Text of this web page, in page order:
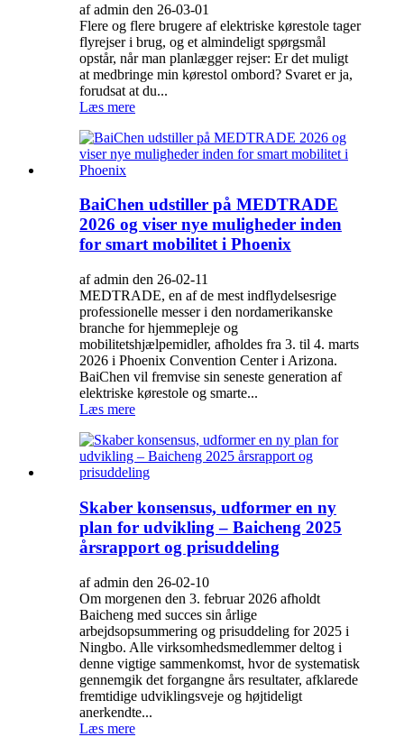
af admin den 26-03-01
Flere og flere brugere af elektriske kørestole tager
flyrejser i brug, og et almindeligt spørgsmål
opstår, når man planlægger rejser: Er det muligt
at medbringe min kørestol ombord? Svaret er ja,
forudsat at du...
Læs mere
BaiChen udstiller på MEDTRADE
2026 og viser nye muligheder inden
for smart mobilitet i Phoenix
af admin den 26-02-11
MEDTRADE, en af ​​de mest indflydelsesrige
professionelle messer i den nordamerikanske
branche for hjemmepleje og
mobilitetshjælpemidler, afholdes fra 3. til 4. marts
2026 i Phoenix Convention Center i Arizona.
BaiChen vil fremvise sin seneste generation af
elektriske kørestole og smarte...
Læs mere
Skaber konsensus, udformer en ny
plan for udvikling – Baicheng 2025
årsrapport og prisuddeling
af admin den 26-02-10
Om morgenen den 3. februar 2026 afholdt
Baicheng med succes sin årlige
arbejdsopsummering og prisuddeling for 2025 i
Ningbo. Alle virksomhedsmedlemmer deltog i
denne vigtige sammenkomst, hvor de systematisk
gennemgik det forgangne ​​års resultater, afklarede
fremtidige udviklingsveje og højtideligt
anerkendte...
Læs mere